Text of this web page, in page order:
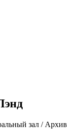
зал / Архив